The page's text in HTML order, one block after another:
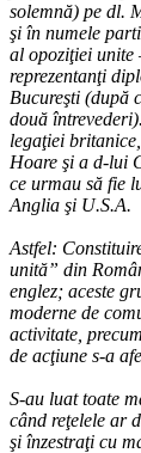
solemnă) pe dl.
şi în numele
al opoziţiei unite
reprezentanţi
Bucureşti (după
două
legaţiei
Hoare şi a d-lui
ce urmau să fie
Anglia şi U.S.A.
Astfel:
unită” din
englez; aceste
moderne de
activitate,
de acţiune s-a
S-au luat toate
când reţelele ar
şi înzestraţi cu